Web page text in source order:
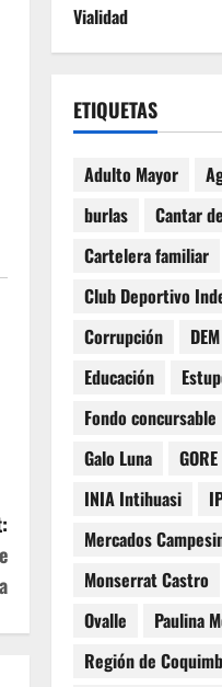
Vialidad
ETIQUETAS
Adulto Mayor
burlas
Cantar
Cartelera familiar
Club Deportivo
Corrupción
DEM
Educación
Fondo concursable
Galo Luna
GORE
INIA Intihuasi
Mercados
Monserrat Castro
Ovalle
Paulina
Región de